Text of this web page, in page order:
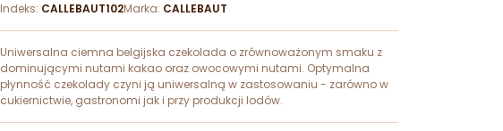
Indeks: CALLEBAUT102Marka: CALLEBAUT
Uniwersalna ciemna belgijska czekolada o zrównoważonym smaku z
dominującymi nutami kakao oraz owocowymi nutami. Optymalna
płynność czekolady czyni ją uniwersalną w zastosowaniu - zarówno w
cukiernictwie, gastronomi jak i przy produkcji lodów.